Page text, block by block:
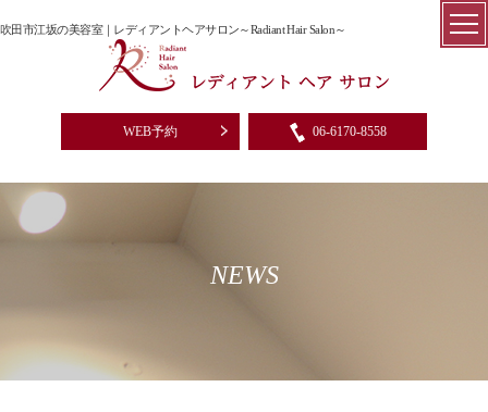
吹田市江坂の美容室｜レディアントヘアサロン～Radiant Hair Salon～
WEB予約 06-6170-8558
NEWS